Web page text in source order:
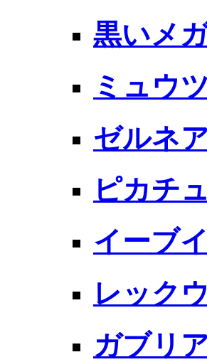
黒いメ
ミュウ
ゼルネ
ピカチ
イーブイ
レック
ガブリ